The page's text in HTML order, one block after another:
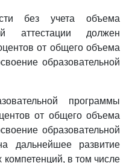
без учета объема
аттестации должен
от общего объема
образовательной
программы
от общего объема
образовательной
дальнейшее развитие
в том числе